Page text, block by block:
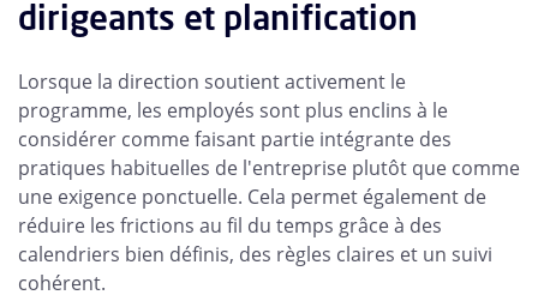
dirigeants et planification
Lorsque la direction soutient activement le
programme, les employés sont plus enclins à le
considérer comme faisant partie intégrante des
pratiques habituelles de l'entreprise plutôt que comme
une exigence ponctuelle. Cela permet également de
réduire les frictions au fil du temps grâce à des
calendriers bien définis, des règles claires et un suivi
cohérent.